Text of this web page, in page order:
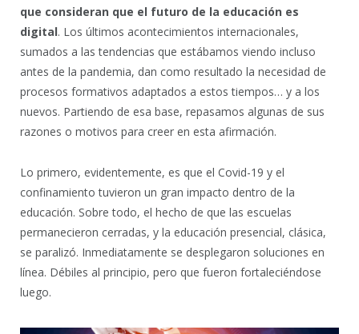
que consideran que el futuro de la educación es
digital. Los últimos acontecimientos internacionales,
sumados a las tendencias que estábamos viendo incluso
antes de la pandemia, dan como resultado la necesidad de
procesos formativos adaptados a estos tiempos… y a los
nuevos. Partiendo de esa base, repasamos algunas de sus
razones o motivos para creer en esta afirmación.
Lo primero, evidentemente, es que el Covid-19 y el
confinamiento tuvieron un gran impacto dentro de la
educación. Sobre todo, el hecho de que las escuelas
permanecieron cerradas, y la educación presencial, clásica,
se paralizó. Inmediatamente se desplegaron soluciones en
línea. Débiles al principio, pero que fueron fortaleciéndose
luego.